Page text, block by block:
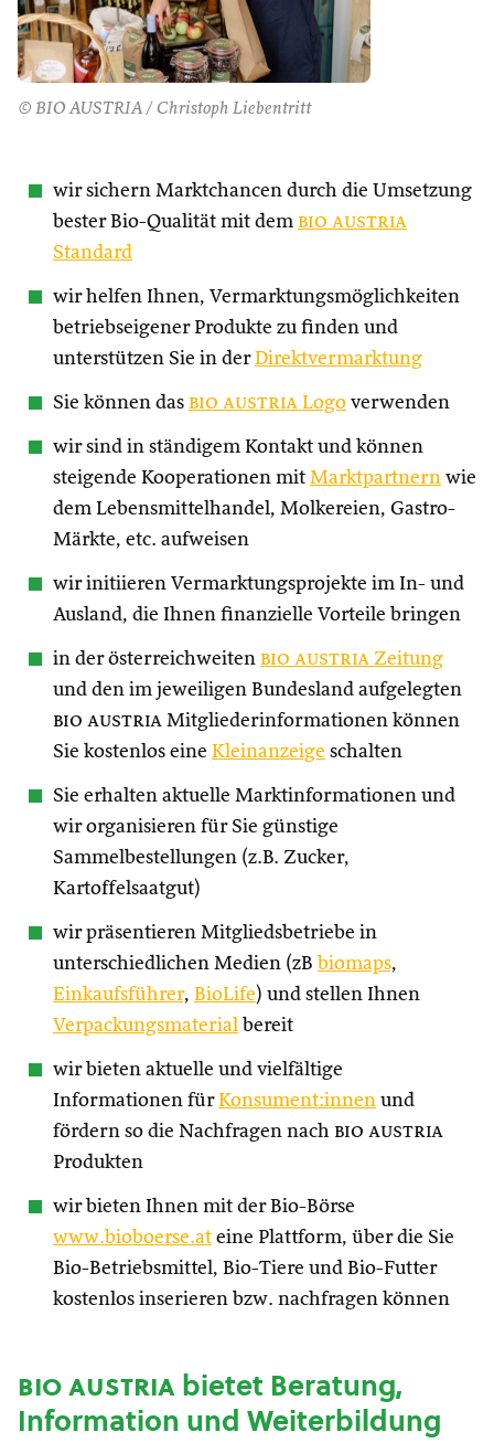
© BIO AUSTRIA / Christoph Liebentritt
wir sichern Marktchancen durch die Umsetzung
bester Bio-Qualität mit dem bio austria
Standard
wir helfen Ihnen, Vermarktungsmöglichkeiten
betriebseigener Produkte zu finden und
unterstützen Sie in derDirektvermarktung
Sie können das bio austria Logo verwenden
wir sind in ständigem Kontakt und können
steigende Kooperationen mit Marktpartnern wie
dem Lebensmittelhandel, Molkereien, Gastro-
Märkte, etc. aufweisen
wir initiieren Vermarktungsprojekte im In- und
Ausland, die Ihnen finanzielle Vorteile bringen
in der österreichweiten bio austria Zeitung
und den im jeweiligen Bundesland aufgelegten
bio austria Mitgliederinformationen können
Sie kostenlos eine Kleinanzeige schalten
Sie erhalten aktuelle Marktinformationen und
wir organisieren für Sie günstige
Sammelbestellungen (z.B. Zucker,
Kartoffelsaatgut)
wir präsentieren Mitgliedsbetriebe in
unterschiedlichen Medien (zB biomaps,
Einkaufsführer, BioLife) und stellen Ihnen
Verpackungsmaterial bereit
wir bieten aktuelle und vielfältige
Informationen fürKonsument:innen und
fördern so die Nachfragen nach bio austria
Produkten
wir bieten Ihnen mit der Bio-Börse
www.bioboerse.at eine Plattform, über die Sie
Bio-Betriebsmittel, Bio-Tiere und Bio-Futter
kostenlos inserieren bzw. nachfragen können
bio austriabietet Beratung,
Information und Weiterbildung